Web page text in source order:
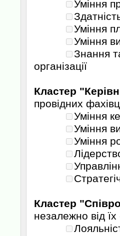
Уміння
Уміння
Уміння
Знання
організації
Кластер
провідних
Уміння
Уміння
Уміння
Кластер
незалежно від їх